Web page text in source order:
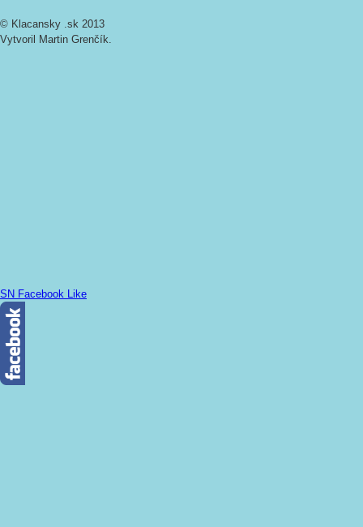
© Klacansky .sk 2013
Vytvoril Martin Grenčík.
SN Facebook Like